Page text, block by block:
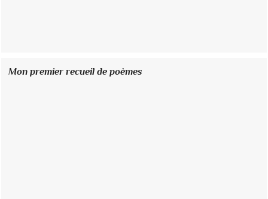
Mon premier recueil de poèmes